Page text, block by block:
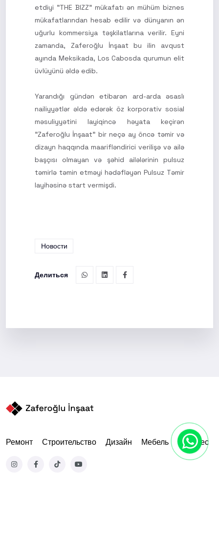
etdiyi "THE BIZZ" mükafatı ən mühüm biznes
mükafatlarından hesab edilir və dünyanın ən
uğurlu kommersiya təşkilatlarına verilir. Eyni
zamanda, Zaferoğlu İnşaat bu ilin avqust
ayında Meksikada, Los Cabosda qurumun elit
üvlüyünü əldə edib.
Yarandığı gündən etibarən ard-arda əsaslı
nailiyyətlər əldə edərək öz korporativ sosial
məsuliyyətini layiqincə həyata keçirən
"Zaferoğlu İnşaat" bir neçə ay öncə təmir və
dizayn haqqında maarifləndirici verilişə və ailə
başçısı olmayan və şəhid ailələrinin pulsuz
təmirlə təmin etməyi hədəfləyən Pulsuz Təmir
layihəsinə start vermişdi.
Новости
Делиться
Ремонт Строительство Дизайн Мебель Занавес